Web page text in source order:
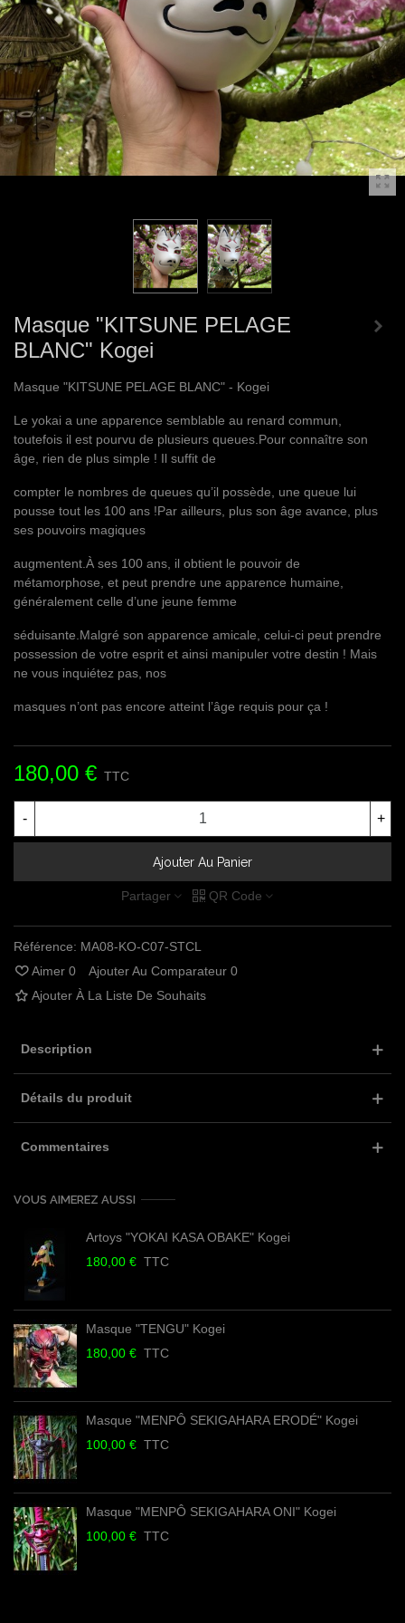
Masque "KITSUNE PELAGE
BLANC" Kogei
Masque "KITSUNE PELAGE BLANC" - Kogei
Le yokai a une apparence semblable au renard commun,
toutefois il est pourvu de plusieurs queues.Pour connaître son
âge, rien de plus simple ! Il suffit de
compter le nombres de queues qu’il possède, une queue lui
pousse tout les 100 ans !Par ailleurs, plus son âge avance, plus
ses pouvoirs magiques
augmentent.À ses 100 ans, il obtient le pouvoir de
métamorphose, et peut prendre une apparence humaine,
généralement celle d’une jeune femme
séduisante.Malgré son apparence amicale, celui-ci peut prendre
possession de votre esprit et ainsi manipuler votre destin ! Mais
ne vous inquiétez pas, nos
masques n’ont pas encore atteint l’âge requis pour ça !
180,00 € TTC
- +
Ajouter Au Panier
Partager QR Code
Référence: MA08-KO-C07-STCL
Aimer 0 Ajouter Au Comparateur 0
Ajouter À La Liste De Souhaits
Description
Détails du produit
Commentaires
VOUS AIMEREZ AUSSI
Artoys "YOKAI KASA OBAKE" Kogei
180,00 € TTC
Masque "TENGU" Kogei
180,00 € TTC
Masque "MENPÔ SEKIGAHARA ERODÉ" Kogei
100,00 € TTC
Masque "MENPÔ SEKIGAHARA ONI" Kogei
100,00 € TTC